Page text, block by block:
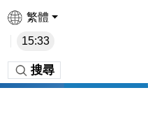
繁體
15:33
搜尋